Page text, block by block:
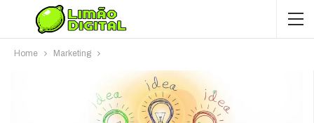
Home Marketing